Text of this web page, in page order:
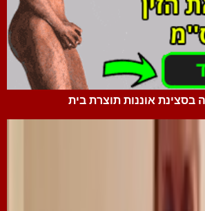
בסצינת אוננות תוצרת בית